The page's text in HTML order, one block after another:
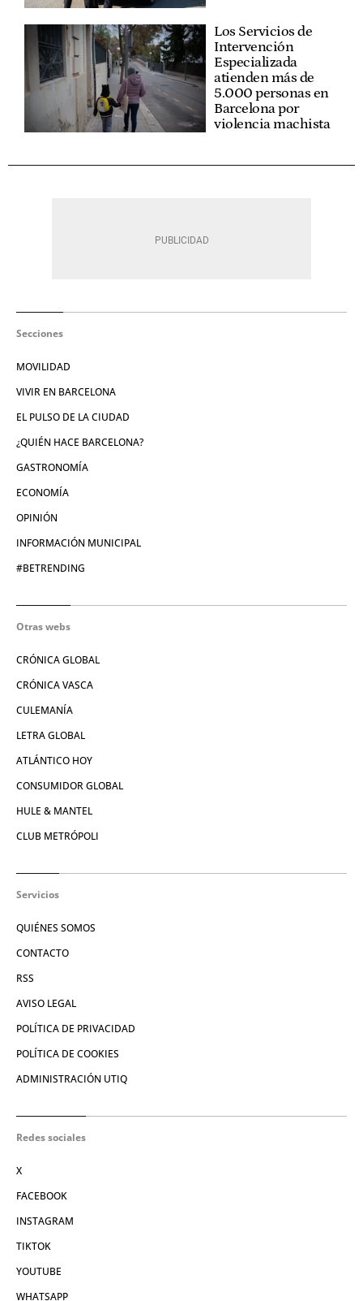
Los Servicios de
Intervención
Especializada
atienden más de
5.000 personas en
Barcelona por
violencia machista
Secciones
MOVILIDAD
VIVIR EN BARCELONA
EL PULSO DE LA CIUDAD
¿QUIÉN HACE BARCELONA?
GASTRONOMÍA
ECONOMÍA
OPINIÓN
INFORMACIÓN MUNICIPAL
#BETRENDING
Otras webs
CRÓNICA GLOBAL
CRÓNICA VASCA
CULEMANÍA
LETRA GLOBAL
ATLÁNTICO HOY
CONSUMIDOR GLOBAL
HULE & MANTEL
CLUB METRÓPOLI
Servicios
QUIÉNES SOMOS
CONTACTO
RSS
AVISO LEGAL
POLÍTICA DE PRIVACIDAD
POLÍTICA DE COOKIES
ADMINISTRACIÓN UTIQ
Redes sociales
X
FACEBOOK
INSTAGRAM
TIKTOK
YOUTUBE
WHATSAPP